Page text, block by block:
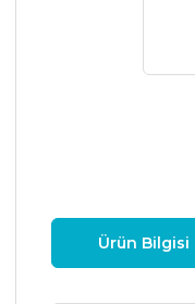
Ürün Bilgisi